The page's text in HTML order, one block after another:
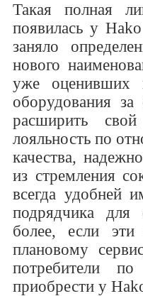
Такая полная
появилась у
заняло
нового
уже оценивших
оборудования
расширить
лояльность по
качества,
из стремления
всегда удобней
подрядчика для
более, если
плановому
потребители
приобрести у